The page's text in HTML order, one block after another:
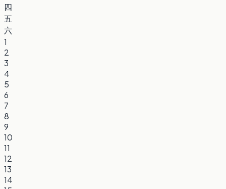
四
五
六
1
2
3
4
5
6
7
8
9
10
11
12
13
14